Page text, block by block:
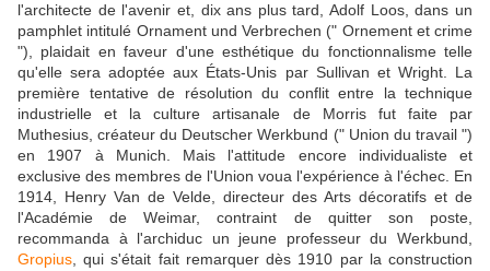
l'architecte de l'avenir et, dix ans plus tard, Adolf Loos, dans un
pamphlet intitulé Ornament und Verbrechen (" Ornement et crime
"), plaidait en faveur d'une esthétique du fonctionnalisme telle
qu'elle sera adoptée aux États-Unis par Sullivan et Wright. La
première tentative de résolution du conflit entre la technique
industrielle et la culture artisanale de Morris fut faite par
Muthesius, créateur du Deutscher Werkbund (" Union du travail ")
en 1907 à Munich. Mais l'attitude encore individualiste et
exclusive des membres de l'Union voua l'expérience à l'échec. En
1914, Henry Van de Velde, directeur des Arts décoratifs et de
l'Académie de Weimar, contraint de quitter son poste,
recommanda à l'archiduc un jeune professeur du Werkbund,
Gropius , qui s'était fait remarquer dès 1910 par la construction